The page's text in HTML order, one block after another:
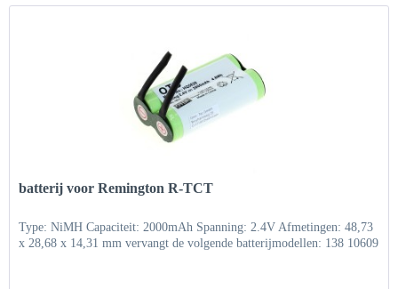
batterij voor Remington R-TCT
Type: NiMH Capaciteit: 2000mAh Spanning: 2.4V Afmetingen: 48,73
x 28,68 x 14,31 mm vervangt de volgende batterijmodellen: 138 10609